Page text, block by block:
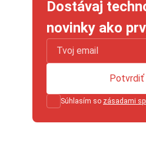
Dostávaj
novinky ako
Súhlasím so zásadami
Potvrdiť